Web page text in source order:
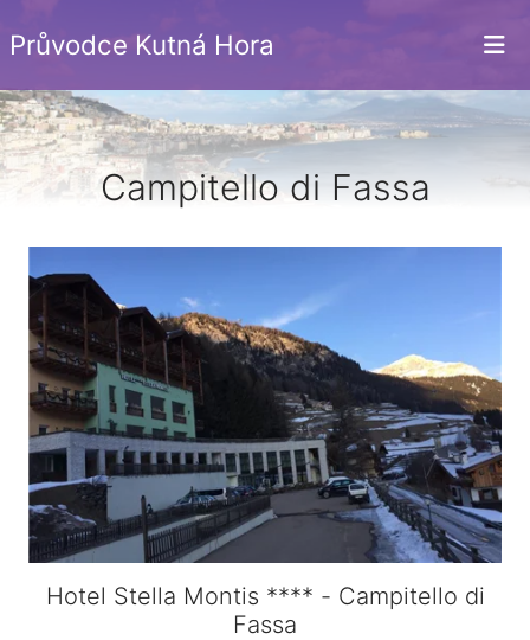
Průvodce Kutná Hora
Campitello di Fassa
Hotel Stella Montis **** - Campitello di
Fassa